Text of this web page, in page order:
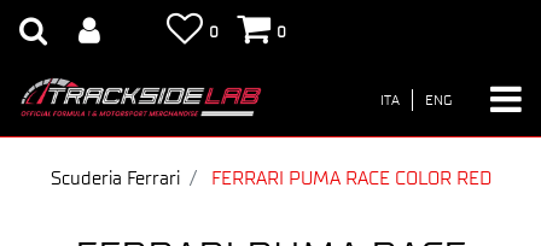
0 0
ITA ENG
Scuderia Ferrari FERRARI PUMA RACE COLOR RED